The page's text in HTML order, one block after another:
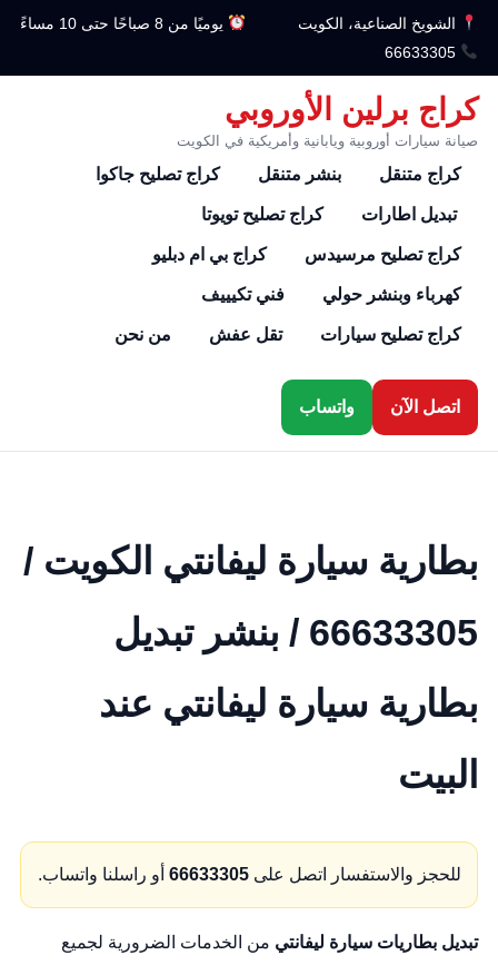
الشويخ الصناعية، الكويت
يوميًا من 8 صباحًا حتى 10 مساءً
66633305
كراج برلين الأوروبي
صيانة سيارات أوروبية ويابانية وأمريكية في الكويت
كراج متنقل بنشر متنقل كراج تصليح جاكوا
تبديل اطارات كراج تصليح تويوتا
كراج تصليح مرسيدس كراج بي ام دبليو
كهرباء وبنشر حولي فني تكيييف
كراج تصليح سيارات تقل عفش من نحن
اتصل الآن واتساب
بطارية سيارة ليفانتي الكويت /
66633305 / بنشر تبديل
بطارية سيارة ليفانتي عند
البيت
للحجز والاستفسار اتصل على 66633305أو راسلنا واتساب.
تبديل بطاريات سيارة ليفانتي من الخدمات الضرورية لجميع